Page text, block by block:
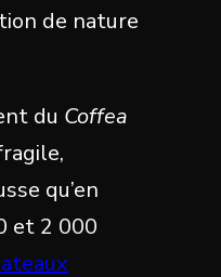
de nature
du Coffea
qu’en
et 2 000